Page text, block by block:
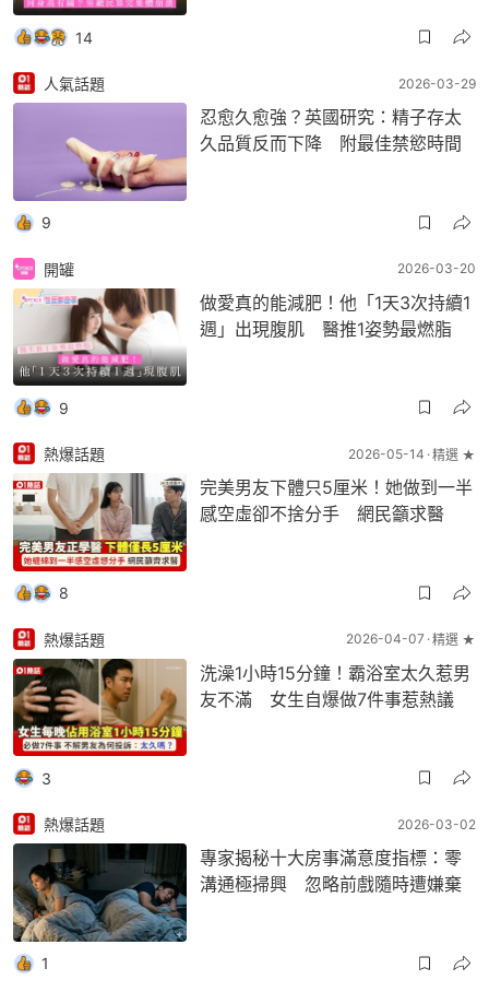
14
人氣話題 2026-03-29
忍愈久愈強？英國研究：精子存太
久品質反而下降 附最佳禁慾時間
9
開罐 2026-03-20
做愛真的能減肥！他「1天3次持續1
週」出現腹肌 醫推1姿勢最燃脂
9
熱爆話題 2026-05-14 精選 ★
完美男友下體只5厘米！她做到一半
感空虛卻不捨分手 網民籲求醫
8
熱爆話題 2026-04-07 精選 ★
洗澡1小時15分鐘！霸浴室太久惹男
友不滿 女生自爆做7件事惹熱議
3
熱爆話題 2026-03-02
專家揭秘十大房事滿意度指標：零
溝通極掃興 忽略前戲隨時遭嫌棄
1